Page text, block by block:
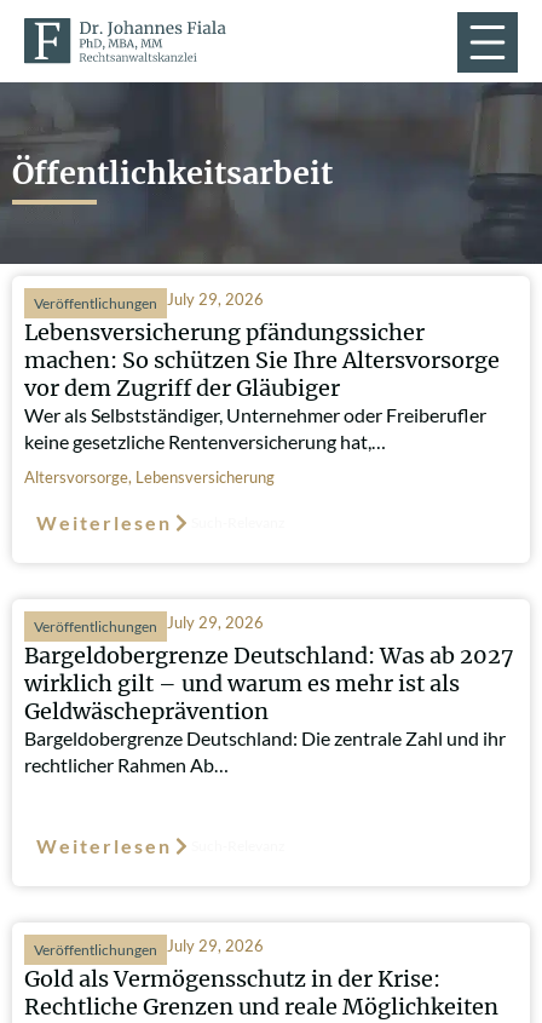
Öffentlichkeitsarbeit
Veröffentlichungen July 29, 2026
Lebensversicherung pfändungssicher
machen: So schützen Sie Ihre Altersvorsorge
vor dem Zugriff der Gläubiger
Wer als Selbstständiger, Unternehmer oder Freiberufler
keine gesetzliche Rentenversicherung hat,…
Altersvorsorge, Lebensversicherung
Weiterlesen
Veröffentlichungen July 29, 2026
Bargeldobergrenze Deutschland: Was ab 2027
wirklich gilt – und warum es mehr ist als
Geldwäscheprävention
Bargeldobergrenze Deutschland: Die zentrale Zahl und ihr
rechtlicher Rahmen Ab…
Weiterlesen
Veröffentlichungen July 29, 2026
Gold als Vermögensschutz in der Krise:
Rechtliche Grenzen und reale Möglichkeiten